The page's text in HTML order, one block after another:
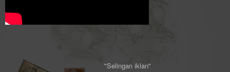
"Selingan iklan"